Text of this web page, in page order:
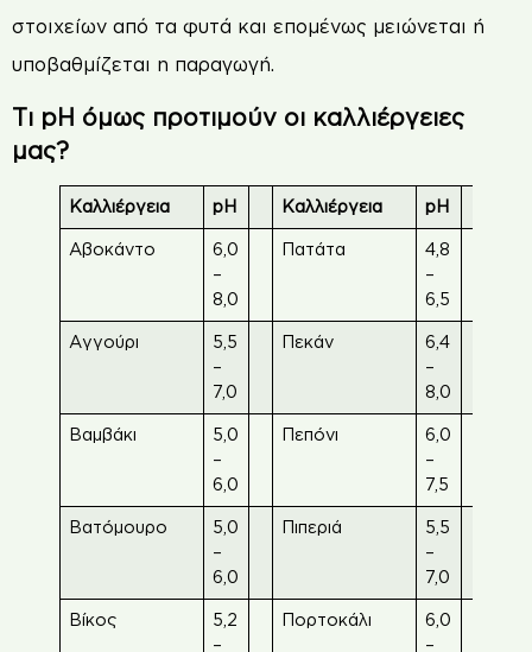
στοιχείων από τα φυτά και επομένως μειώνεται ή
υποβαθμίζεται η παραγωγή.
Τι pH όμως προτιμούν οι καλλιέργειες
μας?
Καλλιέργεια pH Καλλιέργεια pH
Αβοκάντο
6,0
–
8,0
Πατάτα
4,8
–
6,5
Αγγούρι
5,5
–
7,0
Πεκάν
6,4
–
8,0
Βαμβάκι
5,0
–
6,0
Πεπόνι
6,0
–
7,5
Βατόμουρο
5,0
–
6,0
Πιπεριά
5,5
–
7,0
Βίκος
5,2
–
Πορτοκάλι
6,0
–